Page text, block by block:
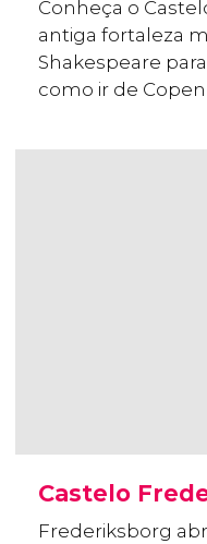
Conheça o
antiga fortaleza
Shakespeare
como ir de
Castelo
Frederiksborg